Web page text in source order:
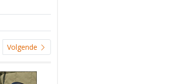
Volgende